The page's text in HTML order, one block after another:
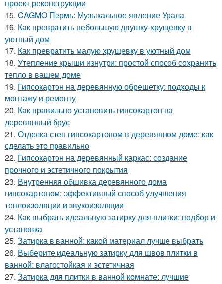
проект реконструкции
15. CAGMO Пермь: Музыкальное явление Урала
16. Как превратить небольшую двушку-хрущевку в
уютный дом
17. Как превратить малую хрущевку в уютный дом
18. Утепление крыши изнутри: простой способ сохранить
тепло в вашем доме
19. Гипсокартон на деревянную обрешетку: подходы к
монтажу и ремонту
20. Как правильно установить гипсокартон на
деревянный брус
21. Отделка стен гипсокартоном в деревянном доме: как
сделать это правильно
22. Гипсокартон на деревянный каркас: создание
прочного и эстетичного покрытия
23. Внутренняя обшивка деревянного дома
гипсокартоном: эффективный способ улучшения
теплоизоляции и звукоизоляции
24. Как выбрать идеальную затирку для плитки: подбор и
установка
25. Затирка в ванной: какой материал лучше выбрать
26. Выберите идеальную затирку для швов плитки в
ванной: влагостойкая и эстетичная
27. Затирка для плитки в ванной комнате: лучшие